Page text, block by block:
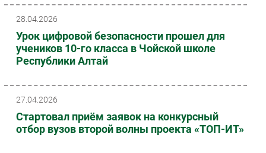
28.04.2026
Урок цифровой безопасности прошел для
учеников 10-го класса в Чойской школе
Республики Алтай
27.04.2026
Стартовал приём заявок на конкурсный
отбор вузов второй волны проекта «ТОП-ИТ»